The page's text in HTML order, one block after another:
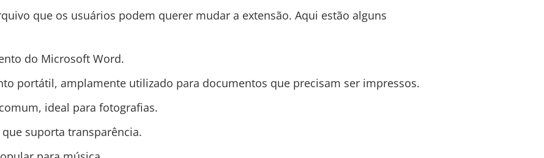
que os usuários podem querer mudar a extensão. Aqui estão alguns
do Microsoft Word.
portátil, amplamente utilizado para documentos que precisam ser impressos.
ideal para fotografias.
suporta transparência.